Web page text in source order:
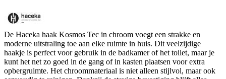
De Haceka haak Kosmos Tec in chroom voegt een strakke en
moderne uitstraling toe aan elke ruimte in huis. Dit veelzijdige
haakje is perfect voor gebruik in de badkamer of het toilet, maar je
kunt het net zo goed in de gang of in kasten plaatsen voor extra
opbergruimte. Het chroommateriaal is niet alleen stijlvol, maar ook